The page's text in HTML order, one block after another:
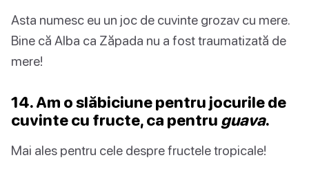
Asta numesc eu un joc de cuvinte grozav cu mere.
Bine că Alba ca Zăpada nu a fost traumatizată de
mere!
14. Am o slăbiciune pentru jocurile de
cuvinte cu fructe, ca pentru guava.
Mai ales pentru cele despre fructele tropicale!